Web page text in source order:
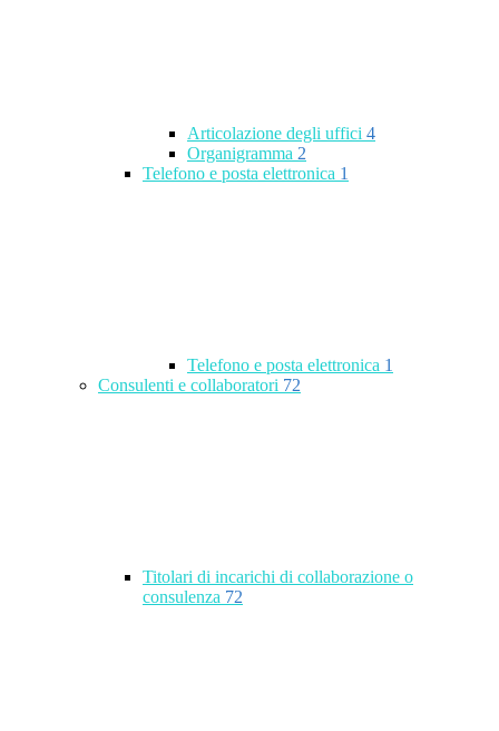
Articolazione degli uffici 4
Organigramma 2
Telefono e posta elettronica 1
Telefono e posta elettronica 1
Consulenti e collaboratori 72
Titolari di incarichi di collaborazione o
consulenza 72